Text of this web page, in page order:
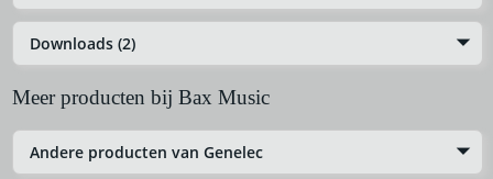
Downloads (2)
Meer producten bij Bax Music
Andere producten van Genelec